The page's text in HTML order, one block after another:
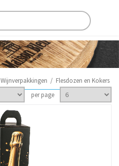
Wijnverpakkingen / Flesdozen en Kokers
per page